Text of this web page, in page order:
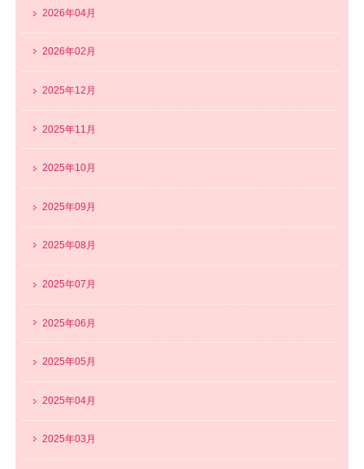
2026年04月
2026年02月
2025年12月
2025年11月
2025年10月
2025年09月
2025年08月
2025年07月
2025年06月
2025年05月
2025年04月
2025年03月